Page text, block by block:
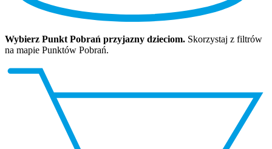
Wybierz Punkt Pobrań przyjazny dzieciom. Skorzystaj z filtrów
na mapie Punktów Pobrań.